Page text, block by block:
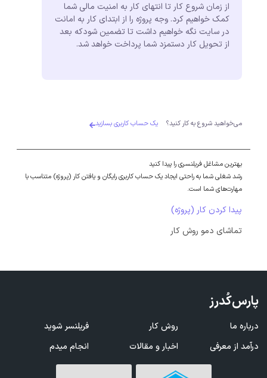
از زمان شروع کار تا انتهای کار به امنیت مالی شما
کمک خواهیم کرد. وجه پروژه را از ابتدای کار به امانت
در سایت نگه خواهیم داشت تا تضمین شودکه بعد
از تحویل کار دستمزد شما پرداخت خواهد شد.
می‌خواهید شروع به کار کنید؟ یک حساب کاربری بسازید
بهترین مشاغل فریلنسری را پیدا کنید
رشد شغلی شما به راحتی ایجاد یک حساب کاربری رایگان و یافتن کار (پروژه) متناسب با
مهارت‌های شما است.
پیدا کردن کار (پروژه)
تماشای دمو روش کار
پارس‌کُدرز
درباره ما روش کار
فریلنسر شوید
درآمد از معرفی
اخبار و مقالات انجام میدم